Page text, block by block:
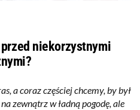
niekorzystnymi
a coraz częściej chcemy, by był
zewnątrz w ładną pogodę, ale